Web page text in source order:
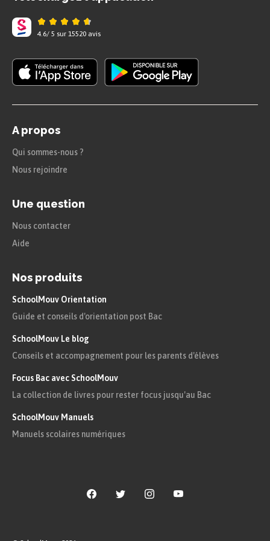
et lui faire part de sa haine à son égard.
Citations
«[…]j’ai ouï dire qu’en Espagne et en Portugal, il y
a certains dervis qui n’entendent point raillerie, et
heureux celui qui a toujours prié Dieu avec de
petits grains de bois à la main, qui a porté sur lui
et qui a été quelquefois dans une province qu’on
appelle la Galice ! »
« Je trouve les caprices de la mode, chez les
ne saurait croire combien il en coûte à un mari
pour mettre sa femme à la mode. »
Lettre 99
que la faculté du divorce : un mari et une femme
domestiques, sachant qu’ils étaient maîtres de les
4.6/ 5 sur 15520 avis
A propos
Qui sommes-nous ?
Nous rejoindre
Une question
Nous contacter
Aide
Nos produits
SchoolMouv Orientation
Guide et conseils d'orientation post Bac
SchoolMouv Le blog
Conseils et accompagnement pour les parents d'élèves
Focus Bac avec SchoolMouv
La collection de livres pour rester focus jusqu'au Bac
SchoolMouv Manuels
Manuels scolaires numériques